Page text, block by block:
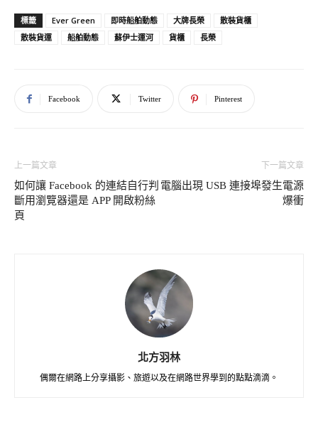
標籤 Ever Green 即時船舶動態 大牌長榮
散裝貨櫃
散裝貨運
船舶動態 蘇伊士運河 貨櫃 長榮
Facebook Twitter Pinterest
上一篇文章
如何讓 Facebook 的連結自行判
斷用瀏覽器還是 APP 開啟粉絲
頁
下一篇文章
電腦出現 USB 連接埠發生電源
爆衝
北方羽林
偶爾在網路上分享攝影、旅遊以及在網路世界學到的點點滴滴。